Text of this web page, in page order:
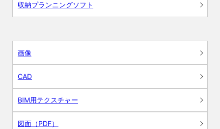
収納プランニングソフト
画像
CAD
BIM用テクスチャー
図面（PDF）